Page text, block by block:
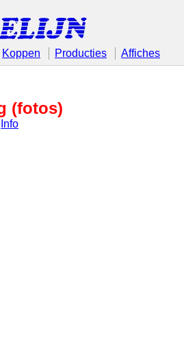
Koppen Producties Affiches
(fotos)
Info